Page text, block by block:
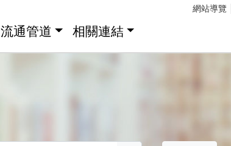
網站導覽
流通管道 相關連結